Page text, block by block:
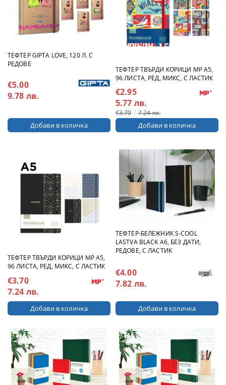
ТЕФТЕР GIPTA LOVE, 120 Л. С
РЕДОВЕ
€5.00
9.78 лв.
ТЕФТЕР ТВЪРДИ КОРИЦИ MP А5,
96 ЛИСТА, РЕД, МИКС, С ЛАСТИК
€2.95
5.77 лв.
€3.70 7.24 лв.
ТЕФТЕР ТВЪРДИ КОРИЦИ MP А5,
96 ЛИСТА, РЕД, МИКС, С ЛАСТИК
€3.70
7.24 лв.
ТЕФТЕР-БЕЛЕЖНИК S-COOL
LASTVA BLACK A6, БЕЗ ДАТИ,
РЕДОВЕ, С ЛАСТИК
€4.00
7.82 лв.